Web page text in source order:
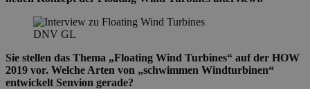
DNV GL
Sie stellen das Thema „Floating Wind Turbines“ auf der HOW
2019 vor. Welche Arten von „schwimmen Windturbinen“
entwickelt Senvion gerade?